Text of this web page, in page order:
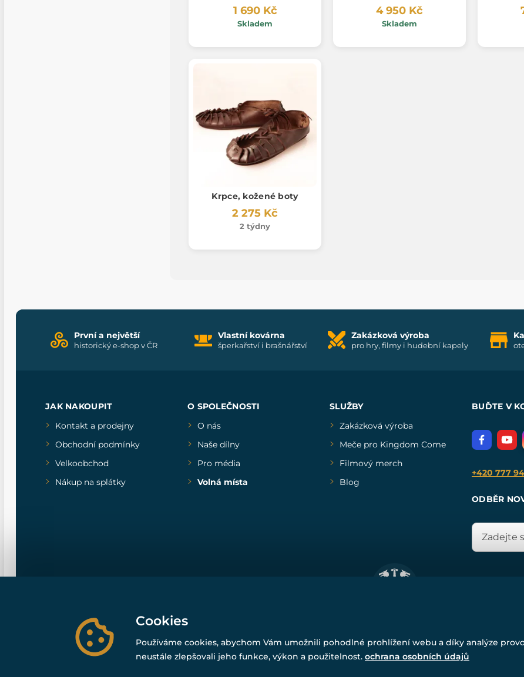
1 690 Kč
Skladem
4 950 Kč
Skladem
Krpce, kožené boty
2 275 Kč
2 týdny
První a největší
historický e-shop v ČR
Vlastní kovárna
šperkařství i brašnářství
Zakázková výroba
pro hry, filmy i hudební kapely
JAK NAKOUPIT
Kontakt a prodejny
Obchodní podmínky
Velkoobchod
Nákup na splátky
O SPOLEČNOSTI
O nás
Naše dílny
Pro média
Volná místa
SLUŽBY
Zakázková výroba
Meče pro Kingdom Come
Filmový merch
Blog
BUĎTE V
+420 777
ODBĚR
Cookies
Používáme cookies, abychom Vám umožnili pohodlné prohlížení webu a díky analýze
neustále zlepšovali jeho funkce, výkon a použitelnost. ochrana osobních údajů